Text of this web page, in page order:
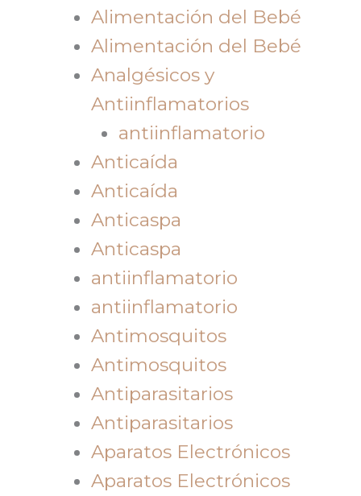
Alimentación del Bebé
Alimentación del Bebé
Analgésicos y
Antiinflamatorios
antiinflamatorio
Anticaída
Anticaída
Anticaspa
Anticaspa
antiinflamatorio
antiinflamatorio
Antimosquitos
Antimosquitos
Antiparasitarios
Antiparasitarios
Aparatos Electrónicos
Aparatos Electrónicos